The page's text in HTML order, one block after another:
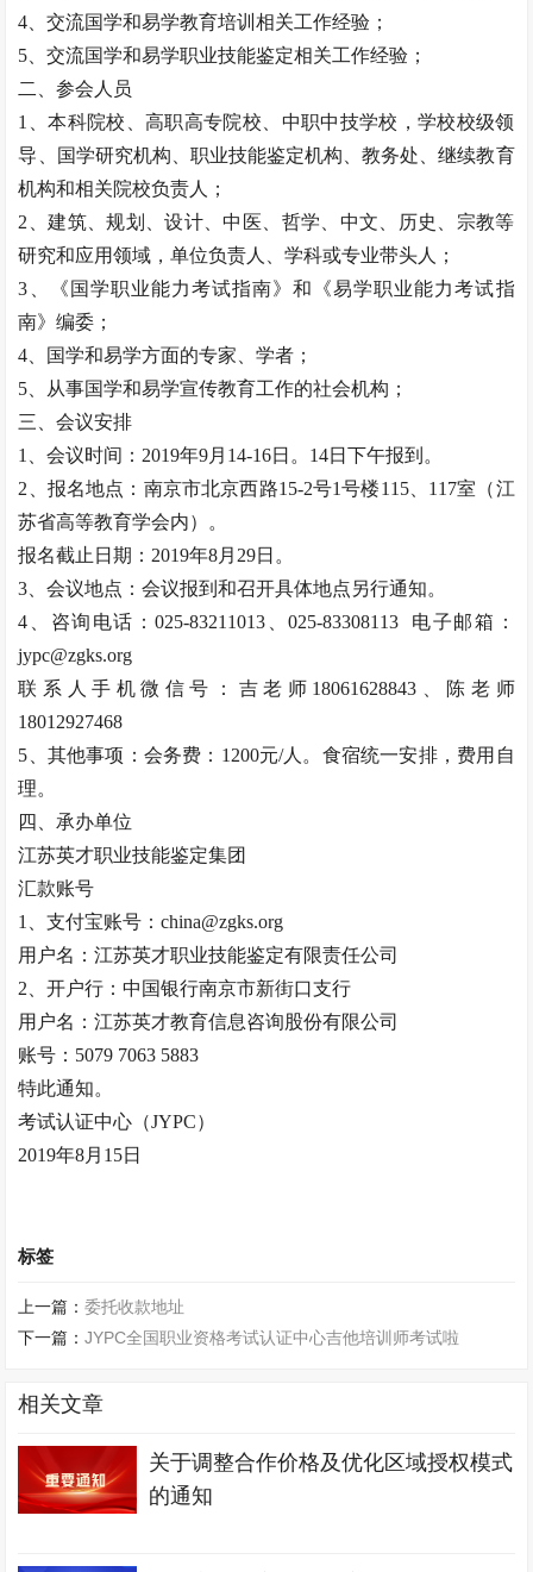
4、交流国学和易学教育培训相关工作经验；
5、交流国学和易学职业技能鉴定相关工作经验；
二、参会人员
1、本科院校、高职高专院校、中职中技学校，学校校级领
导、国学研究机构、职业技能鉴定机构、教务处、继续教育
机构和相关院校负责人；
2、建筑、规划、设计、中医、哲学、中文、历史、宗教等
研究和应用领域，单位负责人、学科或专业带头人；
3、《国学职业能力考试指南》和《易学职业能力考试指
南》编委；
4、国学和易学方面的专家、学者；
5、从事国学和易学宣传教育工作的社会机构；
三、会议安排
1、会议时间：2019年9月14-16日。14日下午报到。
2、报名地点：南京市北京西路15-2号1号楼115、117室（江
苏省高等教育学会内）。
报名截止日期：2019年8月29日。
3、会议地点：会议报到和召开具体地点另行通知。
4、咨询电话：025-83211013、025-83308113 电子邮箱：
jypc@zgks.org
联系人手机微信号：吉老师18061628843、陈老师
18012927468
5、其他事项：会务费：1200元/人。食宿统一安排，费用自
理。
四、承办单位
江苏英才职业技能鉴定集团
汇款账号
1、支付宝账号：china@zgks.org
用户名：江苏英才职业技能鉴定有限责任公司
2、开户行：中国银行南京市新街口支行
用户名：江苏英才教育信息咨询股份有限公司
账号：5079 7063 5883
特此通知。
考试认证中心（JYPC）
2019年8月15日
标签
上一篇：委托收款地址
下一篇：JYPC全国职业资格考试认证中心吉他培训师考试啦
相关文章
关于调整合作价格及优化区域授权模式
的通知